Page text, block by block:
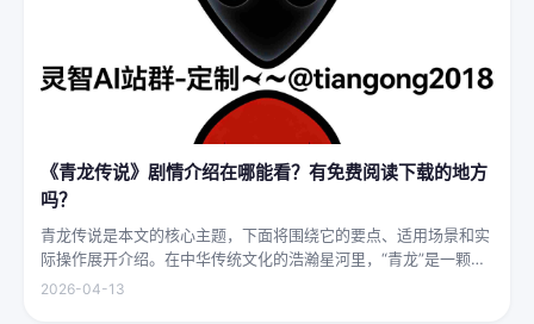
《青龙传说》剧情介绍在哪能看？有免费阅读下载的地方
吗？
青龙传说是本文的核心主题，下面将围绕它的要点、适用场景和实
际操作展开介绍。在中华传统文化的浩瀚星河里，“青龙”是一颗璀
璨夺目的明珠，它与白虎、朱雀、玄武并称“四灵”，雄踞东方，是
2026-04-13